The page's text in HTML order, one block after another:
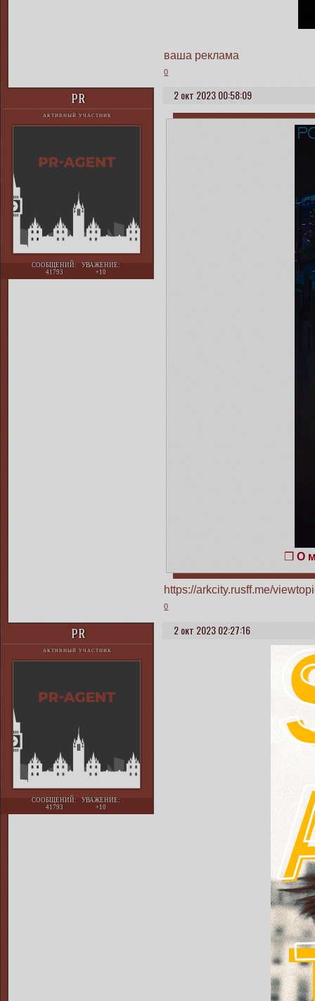
ваша реклама
0
2 окт 2023 00:58:09
PR
АКТИВНЫЙ УЧАСТНИК
СООБЩЕНИЙ:
41793
УВАЖЕНИЕ:
+10
❒О
https://arkcity.rusff.me/
0
2 окт 2023 02:27:16
PR
АКТИВНЫЙ УЧАСТНИК
СООБЩЕНИЙ:
41793
УВАЖЕНИЕ:
+10